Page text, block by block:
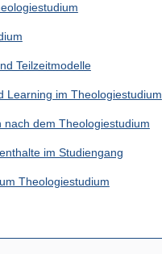
Teilzeitmodelle
Learning im Theologiestudium
dem Theologiestudium
im Studiengang
Theologiestudium